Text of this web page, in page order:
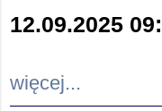
12.09.2025
więcej...